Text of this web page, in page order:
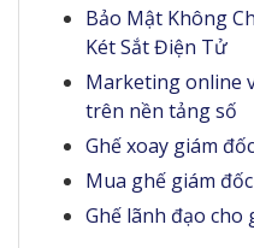
Bảo Mật Không
Két Sắt Điện Tử
Marketing online
trên nền tảng số
Ghế xoay giám
Mua ghế giám
Ghế lãnh đạo cho